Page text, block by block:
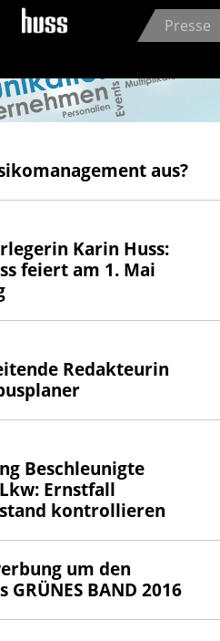
navigation
Presse
aus?
Karin Huss:
feiert am 1. Mai
Redakteurin
Beschleunigte
Ernstfall
kontrollieren
um den
BAND 2016